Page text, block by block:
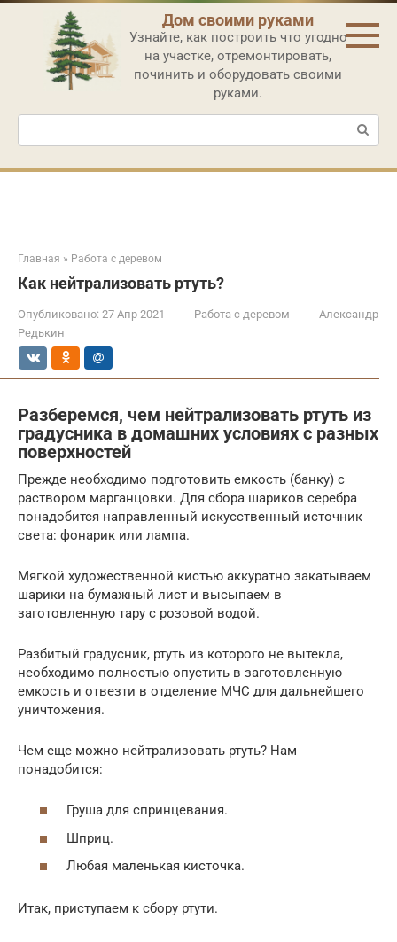
Перейти
контенту
Дом своими руками
Узнайте, как построить что угодно
на участке, отремонтировать,
починить и оборудовать своими
руками.
Поиск:
Главная » Работа с деревом
Как нейтрализовать ртуть?
Опубликовано: 27 Апр 2021 Работа с деревом
Александр
Редькин
Разберемся, чем нейтрализовать ртуть из
градусника в домашних условиях с разных
поверхностей
Прежде необходимо подготовить емкость (банку) с
раствором марганцовки. Для сбора шариков серебра
понадобится направленный искусственный источник
света: фонарик или лампа.
Мягкой художественной кистью аккуратно закатываем
шарики на бумажный лист и высыпаем в
заготовленную тару с розовой водой.
Разбитый градусник, ртуть из которого не вытекла,
необходимо полностью опустить в заготовленную
емкость и отвезти в отделение МЧС для дальнейшего
уничтожения.
Чем еще можно нейтрализовать ртуть? Нам
понадобится:
Груша для спринцевания.
Шприц.
Любая маленькая кисточка.
Итак, приступаем к сбору ртути.